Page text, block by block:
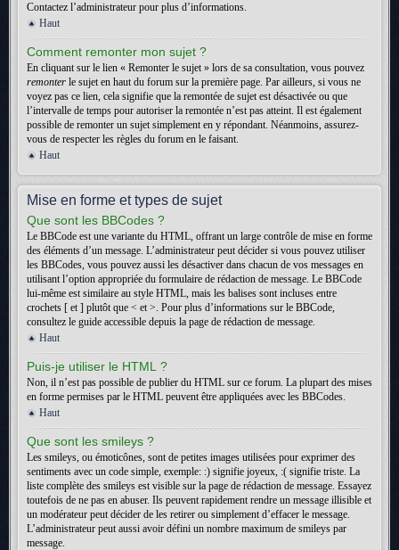
Contactez l’administrateur pour plus d’informations.
Haut
Comment remonter mon sujet ?
En cliquant sur le lien « Remonter le sujet » lors de sa consultation, vous pouvez
remonter le sujet en haut du forum sur la première page. Par ailleurs, si vous ne
voyez pas ce lien, cela signifie que la remontée de sujet est désactivée ou que
l’intervalle de temps pour autoriser la remontée n’est pas atteint. Il est également
possible de remonter un sujet simplement en y répondant. Néanmoins, assurez-
vous de respecter les règles du forum en le faisant.
Haut
Mise en forme et types de sujet
Que sont les BBCodes ?
Le BBCode est une variante du HTML, offrant un large contrôle de mise en forme
des éléments d’un message. L’administrateur peut décider si vous pouvez utiliser
les BBCodes, vous pouvez aussi les désactiver dans chacun de vos messages en
utilisant l’option appropriée du formulaire de rédaction de message. Le BBCode
lui-même est similaire au style HTML, mais les balises sont incluses entre
crochets [ et ] plutôt que < et >. Pour plus d’informations sur le BBCode,
consultez le guide accessible depuis la page de rédaction de message.
Haut
Puis-je utiliser le HTML ?
Non, il n’est pas possible de publier du HTML sur ce forum. La plupart des mises
en forme permises par le HTML peuvent être appliquées avec les BBCodes.
Haut
Que sont les smileys ?
Les smileys, ou émoticônes, sont de petites images utilisées pour exprimer des
sentiments avec un code simple, exemple: :) signifie joyeux, :( signifie triste. La
liste complète des smileys est visible sur la page de rédaction de message. Essayez
toutefois de ne pas en abuser. Ils peuvent rapidement rendre un message illisible et
un modérateur peut décider de les retirer ou simplement d’effacer le message.
L’administrateur peut aussi avoir défini un nombre maximum de smileys par
message.